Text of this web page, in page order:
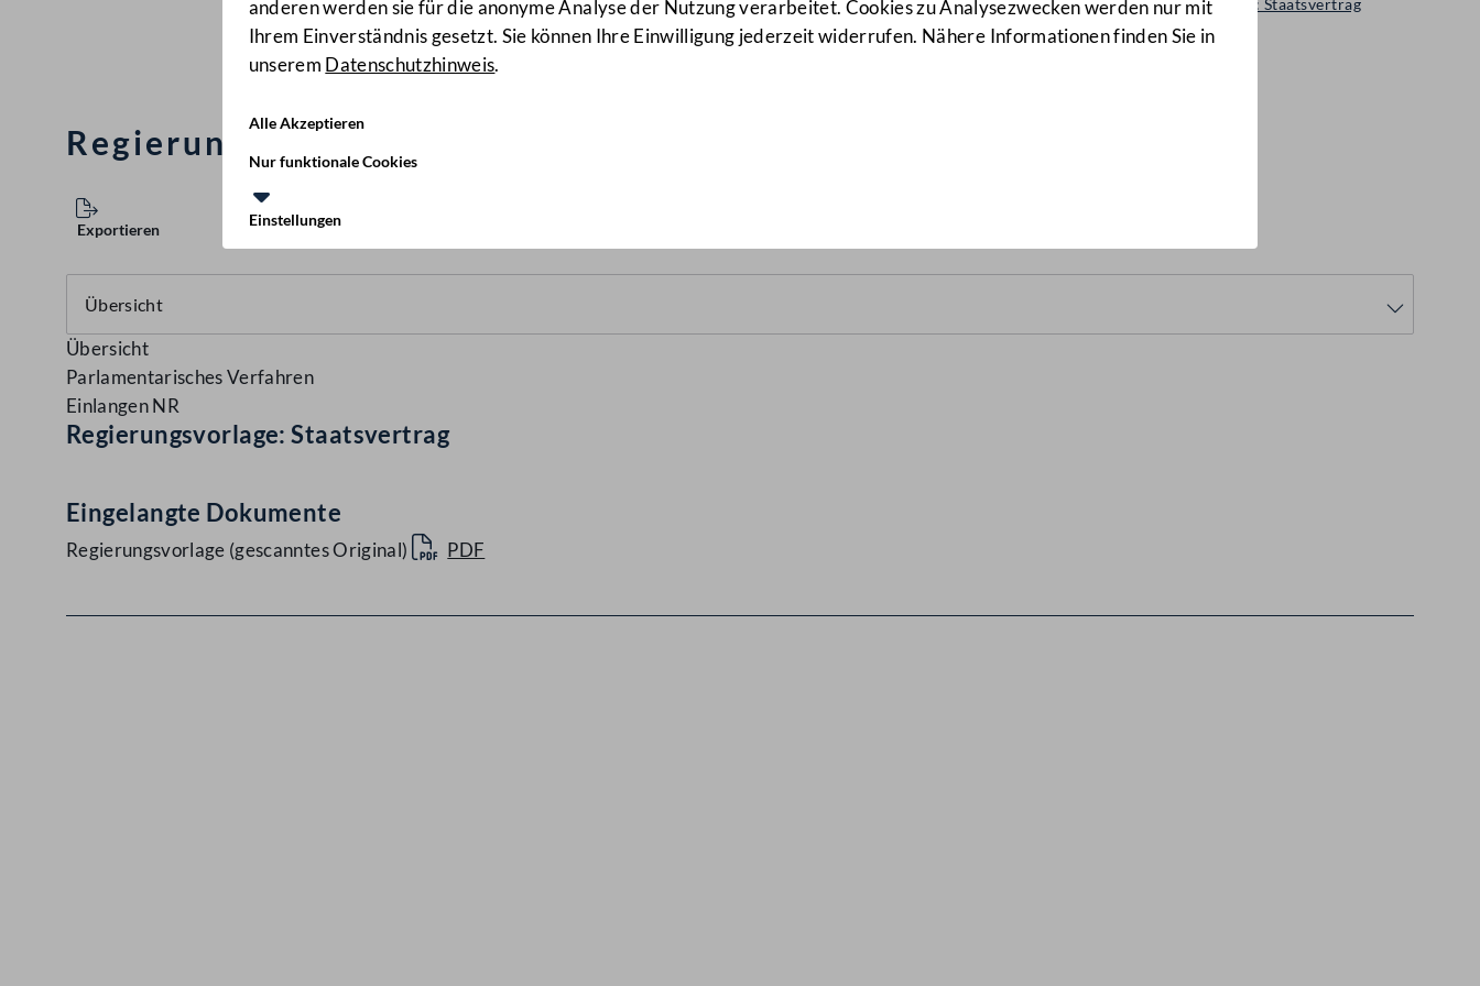
anderen werden sie für die anonyme Analyse der Nutzung verarbeitet. Cookies zu Analysezwecken werden nur mit
Ihrem Einverständnis gesetzt. Sie können Ihre Einwilligung jederzeit widerrufen. Nähere Informationen finden Sie in
unserem Datenschutzhinweis.
Alle Akzeptieren
Nur funktionale Cookies
Einstellungen
Regierungsvorlage: Staatsvertrag
561 d.B.
Regierungsvorlage: Staatsvertrag
Exportieren
Übersicht
Parlamentarisches Verfahren
Einlangen NR
Regierungsvorlage: Staatsvertrag
Eingelangte Dokumente
Regierungsvorlage (gescanntes Original) PDF